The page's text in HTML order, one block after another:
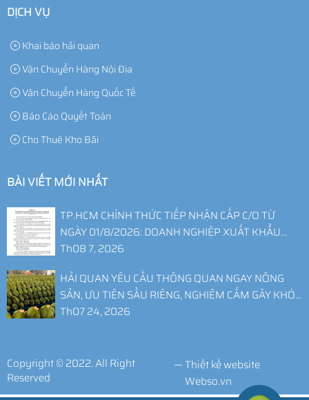
DỊCH VỤ
Khai báo hải quan
Vận Chuyển Hàng Nội Địa
Vận Chuyển Hàng Quốc Tế
Báo Cáo Quyết Toán
Cho Thuê Kho Bãi
BÀI VIẾT MỚI NHẤT
TP.HCM CHÍNH THỨC TIẾP NHẬN CẤP C/O TỪ
NGÀY 01/8/2026: DOANH NGHIỆP XUẤT KHẨU
CẦN LƯU Ý GÌ?
Th08 7, 2026
HẢI QUAN YÊU CẦU THÔNG QUAN NGAY NÔNG
SẢN, ƯU TIÊN SẦU RIÊNG, NGHIÊM CẤM GÂY KHÓ
DOANH NGHIỆP
Th07 24, 2026
Copyright © 2022. All Right
Reserved
—Thiết kế website
Webso.vn